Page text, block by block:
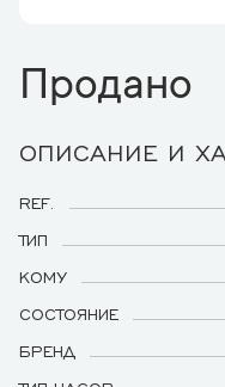
Продано
ОПИСАНИЕ И
REF.
ТИП
КОМУ
СОСТОЯНИЕ
БРЕНД